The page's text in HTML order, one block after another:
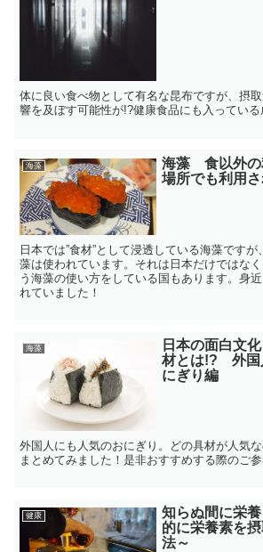
体に良い食べ物として有名な昆布ですが、摂
響を及ぼす可能性が!?健康食品にも入ってい
海藻
海藻 食以外の
場所でも利用さ
日本では”食材”として浸透している海藻です
藻は使われています。それは日本だけではなく
う海藻の使い方をしている国もあります。身
れていました！
海藻
日本の面白文
材とは!? 外
にぎり編
外国人にも人気のおにぎり。どの具材が人気
まとめてみました！是非おすすめする際のご参
健康
知らぬ間に栄
的に栄養素を
法～